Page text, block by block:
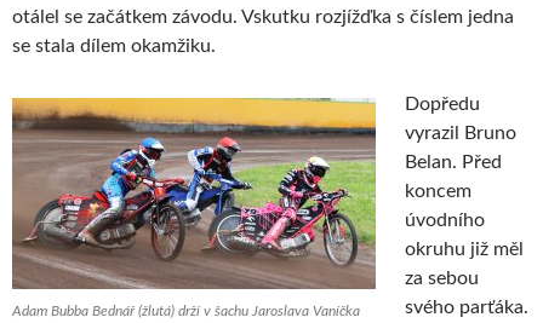
otálel se začátkem závodu. Vskutku rozjížďka s číslem jedna
se stala dílem okamžiku.
Adam Bubba Bednář (žlutá) drží v šachu Jaroslava Vaníčka
Dopředu
vyrazil Bruno
Belan. Před
koncem
úvodního
okruhu již měl
za sebou
svého parťáka.